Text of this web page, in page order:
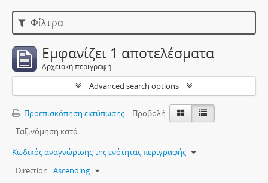
Φίλτρα
Εμφανίζει 1 αποτελέσματα
Αρχειακή περιγραφή
Advanced search options
Προεπισκόπηση εκτύπωσης
Προβολή:
Ταξινόμηση κατά:
Κωδικός αναγνώρισης της ενότητας περιγραφής
Direction: Ascending